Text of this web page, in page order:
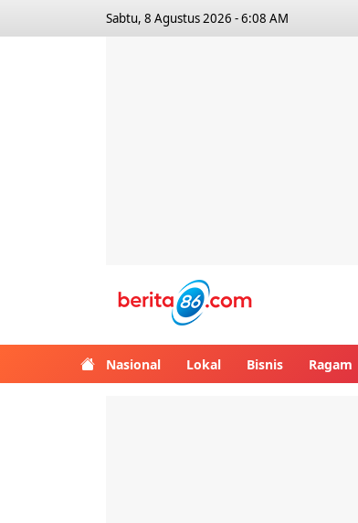
Sabtu, 8 Agustus 2026 - 6:08 AM
Nasional Lokal Bisnis Ragam